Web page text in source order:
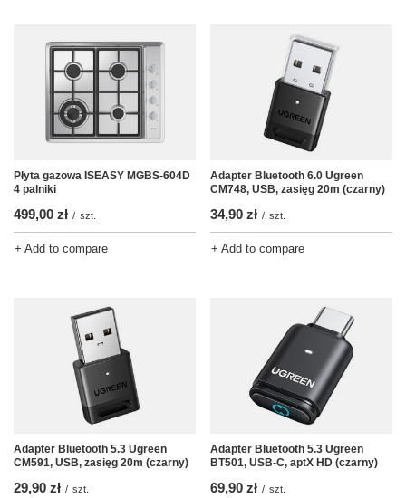
Płyta gazowa ISEASY MGBS-604D
4 palniki
499,00 zł / szt.
+ Add to compare
Adapter Bluetooth 6.0 Ugreen
CM748, USB, zasięg 20m (czarny)
34,90 zł / szt.
+ Add to compare
Adapter Bluetooth 5.3 Ugreen
CM591, USB, zasięg 20m (czarny)
29,90 zł / szt.
Adapter Bluetooth 5.3 Ugreen
BT501, USB-C, aptX HD (czarny)
69,90 zł / szt.